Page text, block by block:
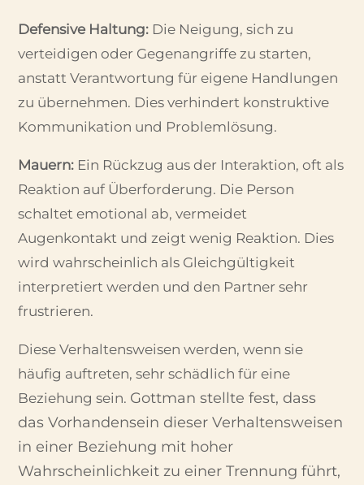
Defensive Haltung: Die Neigung, sich zu
verteidigen oder Gegenangriffe zu starten,
anstatt Verantwortung für eigene Handlungen
zu übernehmen. Dies verhindert konstruktive
Kommunikation und Problemlösung.
Mauern: Ein Rückzug aus der Interaktion, oft als
Reaktion auf Überforderung. Die Person
schaltet emotional ab, vermeidet
Augenkontakt und zeigt wenig Reaktion. Dies
wird wahrscheinlich als Gleichgültigkeit
interpretiert werden und den Partner sehr
frustrieren.
Diese Verhaltensweisen werden, wenn sie
häufig auftreten, sehr schädlich für eine
Beziehung sein. Gottman stellte fest, dass
das Vorhandensein dieser Verhaltensweisen
in einer Beziehung mit hoher
Wahrscheinlichkeit zu einer Trennung führt,